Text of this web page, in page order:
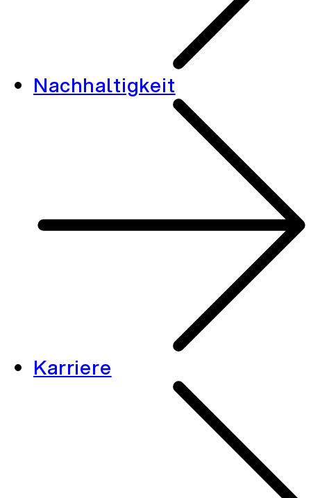
Nachhaltigkeit
Karriere